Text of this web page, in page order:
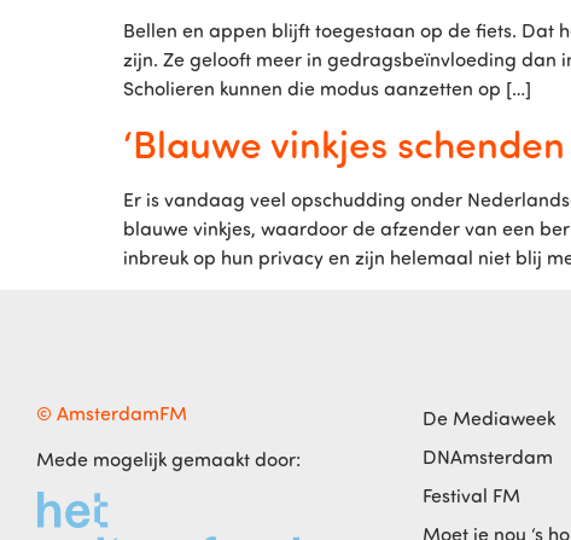
Bellen en appen blijft toegestaan op de fiets. Dat
zijn. Ze gelooft meer in gedragsbeïnvloeding dan
Scholieren kunnen die modus aanzetten op […]
‘Blauwe vinkjes
Er is vandaag veel opschudding onder
blauwe vinkjes, waardoor de afzender van een
inbreuk op hun privacy en zijn helemaal niet blij
© AmsterdamFM
Mede mogelijk gemaakt door:
De Mediaweek
DNAmsterdam
Festival FM
Moet je nou ‘s